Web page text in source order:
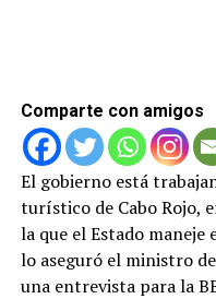
Comparte con amigos
El gobierno está
turístico de Cabo Rojo,
la que el Estado maneje
lo aseguró el ministro
una entrevista para la